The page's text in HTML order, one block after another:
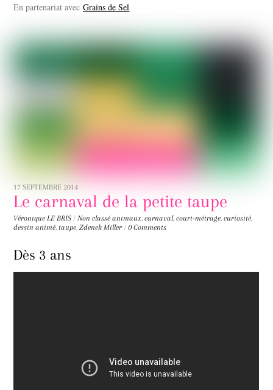
En partenariat avecGrains de Sel
17 SEPTEMBRE 2014
Le carnaval de la petite taupe
Véronique LE BRIS / Non classé animaux,carnaval,court-métrage,curiosité,
dessin animé, taupe,Zdenek Miller / 0 Comments
Dès 3 ans